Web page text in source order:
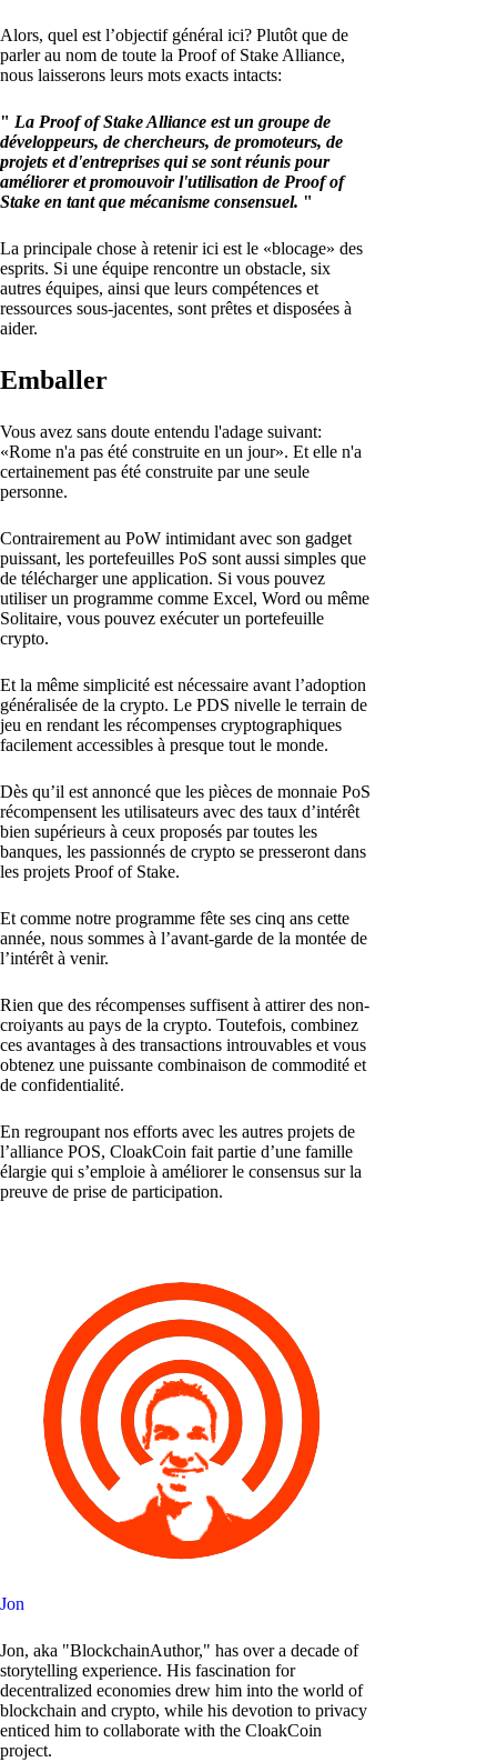
Alors, quel est l’objectif général ici? Plutôt que de
parler au nom de toute la Proof of Stake Alliance,
nous laisserons leurs mots exacts intacts:
" La Proof of Stake Alliance est un groupe de
développeurs, de chercheurs, de promoteurs, de
projets et d'entreprises qui se sont réunis pour
améliorer et promouvoir l'utilisation de Proof of
Stake en tant que mécanisme consensuel. "
La principale chose à retenir ici est le «blocage» des
esprits. Si une équipe rencontre un obstacle, six
autres équipes, ainsi que leurs compétences et
ressources sous-jacentes, sont prêtes et disposées à
aider.
Emballer
Vous avez sans doute entendu l'adage suivant:
«Rome n'a pas été construite en un jour». Et elle n'a
certainement pas été construite par une seule
personne.
Contrairement au PoW intimidant avec son gadget
puissant, les portefeuilles PoS sont aussi simples que
de télécharger une application. Si vous pouvez
utiliser un programme comme Excel, Word ou même
Solitaire, vous pouvez exécuter un portefeuille
crypto.
Et la même simplicité est nécessaire avant l’adoption
généralisée de la crypto. Le PDS nivelle le terrain de
jeu en rendant les récompenses cryptographiques
facilement accessibles à presque tout le monde.
Dès qu’il est annoncé que les pièces de monnaie PoS
récompensent les utilisateurs avec des taux d’intérêt
bien supérieurs à ceux proposés par toutes les
banques, les passionnés de crypto se presseront dans
les projets Proof of Stake.
Et comme notre programme fête ses cinq ans cette
année, nous sommes à l’avant-garde de la montée de
l’intérêt à venir.
Rien que des récompenses suffisent à attirer des non-
croiyants au pays de la crypto. Toutefois, combinez
ces avantages à des transactions introuvables et vous
obtenez une puissante combinaison de commodité et
de confidentialité.
En regroupant nos efforts avec les autres projets de
l’alliance POS, CloakCoin fait partie d’une famille
élargie qui s’emploie à améliorer le consensus sur la
preuve de prise de participation.
Jon
Jon, aka "BlockchainAuthor," has over a decade of
storytelling experience. His fascination for
decentralized economies drew him into the world of
blockchain and crypto, while his devotion to privacy
enticed him to collaborate with the CloakCoin
project.